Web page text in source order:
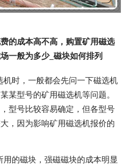
的成本高不高，购置矿用磁选
一般为多少_磁块如何排列
机时，一般都会先问一下磁选机
某型号的矿用磁选机等问题。
型号比较容易确定，但各型号
，因为影响矿用磁选机报价的
用的磁块，强磁磁块的成本明显